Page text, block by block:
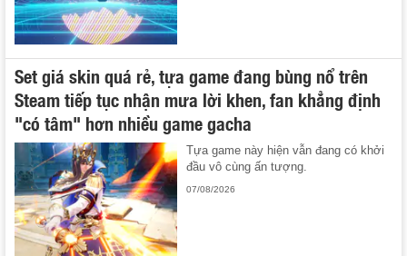
Set giá skin quá rẻ, tựa game đang bùng nổ trên
Steam tiếp tục nhận mưa lời khen, fan khẳng định
"có tâm" hơn nhiều game gacha
Tựa game này hiện vẫn đang có khởi
đầu vô cùng ấn tượng.
07/08/2026